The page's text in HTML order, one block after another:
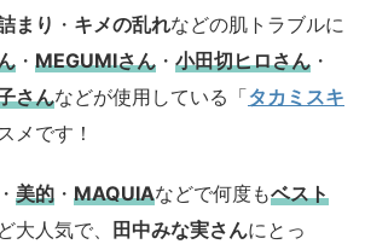
まり ・ キメの乱れなどの肌トラブルに
・ MEGUMIさん ・ 小田切ヒロさん ・
さんなどが使用している「タカミスキ
メです！
・ 美的 ・ MAQUIAなどで何度もベスト
大人気で、 田中みな実さんにとっ